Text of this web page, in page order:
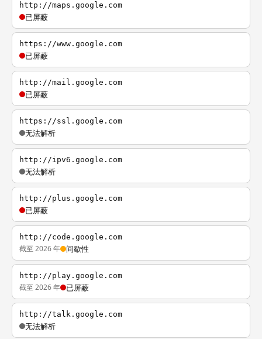
http://maps.google.com
已屏蔽
https://www.google.com
已屏蔽
http://mail.google.com
已屏蔽
https://ssl.google.com
无法解析
http://ipv6.google.com
无法解析
http://plus.google.com
已屏蔽
http://code.google.com
截至 2026 年 间歇性
http://play.google.com
截至 2026 年 已屏蔽
http://talk.google.com
无法解析